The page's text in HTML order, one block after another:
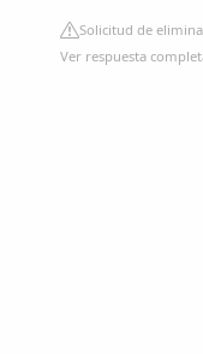
Solicitud de
Ver respuesta